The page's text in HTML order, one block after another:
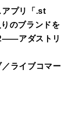
プリ「.st
のブランドを
アダストリ
ライブコマー